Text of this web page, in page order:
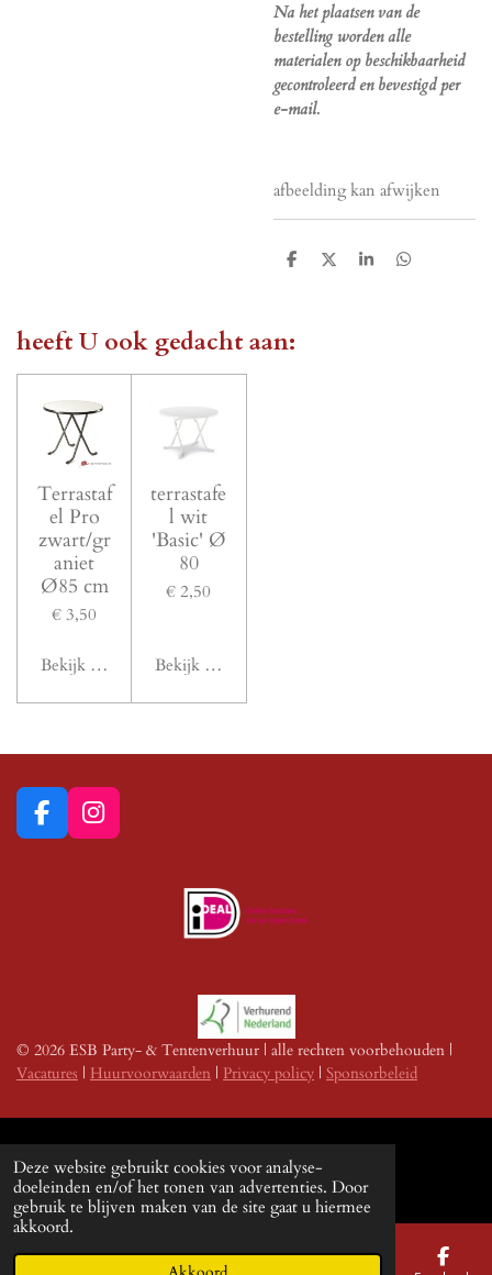
Deze website gebruikt cookies voor analyse-
doeleinden en/of het tonen van advertenties. Door
gebruik te blijven maken van de site gaat u hiermee
akkoord.
Na het plaatsen van de
bestelling worden alle
materialen op beschikbaarheid
gecontroleerd en bevestigd per
e-mail.
afbeelding kan afwijken
D
D
S
D
heeft U ook gedacht aan:
Terrastaf
el Pro
zwart/gr
aniet
Ø85 cm
€ 3,50
Bekijk details
terrastafe
l wit
'Basic' Ø
80
€ 2,50
Bekijk details
F
a
I
n
© 2026 ESB Party- & Tentenverhuur | alle rechten voorbehouden |
Vacatures | Huurvoorwaarden | Privacy policy | Sponsorbeleid